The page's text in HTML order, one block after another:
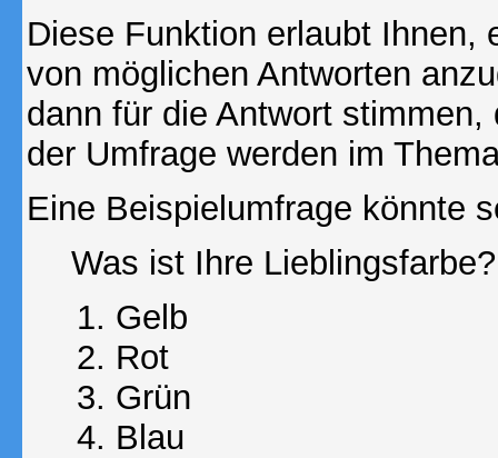
Diese Funktion erlaubt Ihnen,
von möglichen Antworten
dann für die Antwort
der Umfrage werden im
Eine Beispielumfrage könnte
Was ist Ihre Lieblingsfarbe?
Gelb
Rot
Grün
Blau